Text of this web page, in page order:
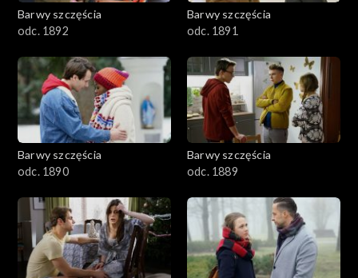
1601–1700
1501–1600
1401–1500
1301–1400
1101–1200
1001–1100
Barwy szczęścia
odc. 1892
Barwy szczęścia
odc. 1891
Barwy szczęścia
odc. 1890
Barwy szczęścia
odc. 1889